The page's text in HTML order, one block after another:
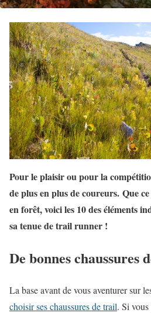
Pour le plaisir ou pour la
de plus en plus de coureurs. Que
en forêt, voici les 10 des éléments
sa tenue de trail runner !
De bonnes chaussures
La base avant de vous aventurer sur
choisir ses chaussures de trail. Si